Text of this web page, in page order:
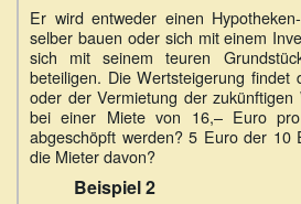
Er wird entweder einen
selber bauen oder sich mit einem
sich mit seinem teuren
beteiligen. Die Wertsteigerung findet
oder der Vermietung der
bei einer Miete von 16,– Euro
abgeschöpft werden? 5 Euro der 10
die Mieter davon?
Beispiel 2